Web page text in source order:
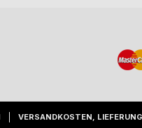
VERSANDKOSTEN,